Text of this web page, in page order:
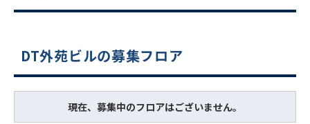
DT外苑ビルの募集フロア
現在、募集中のフロアはございません。